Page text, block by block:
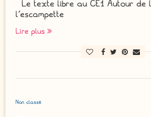
Le texte libre au CE1 Autour de
l’escampette
Lire plus
Non classé